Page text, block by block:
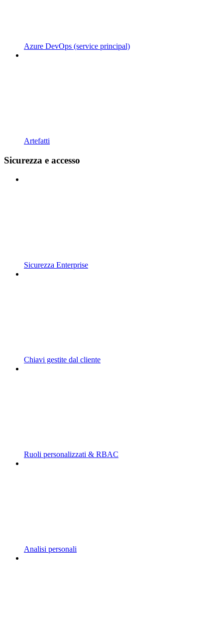
Azure DevOps (service principal)
Artefatti
Sicurezza e accesso
Sicurezza Enterprise
Chiavi gestite dal cliente
Ruoli personalizzati & RBAC
Analisi personali